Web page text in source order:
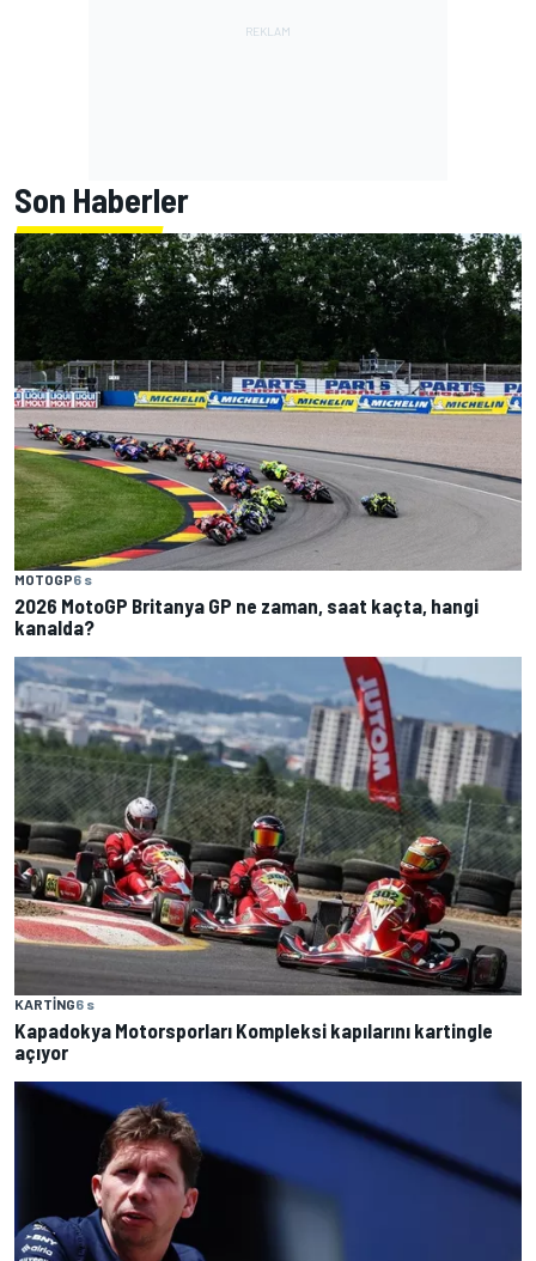
Son Haberler
MOTOGP6 s
2026 MotoGP Britanya GP ne zaman, saat kaçta, hangi
kanalda?
KARTING6 s
Kapadokya Motorsporları Kompleksi kapılarını kartingle
açıyor